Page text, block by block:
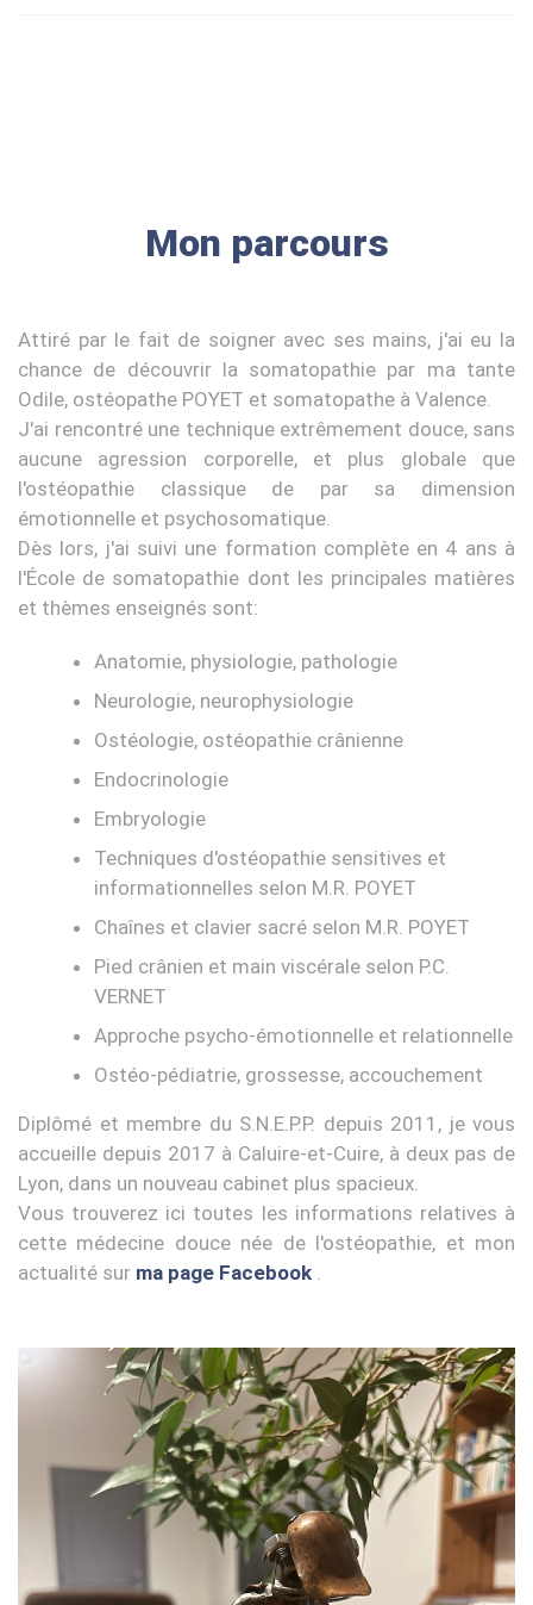
Mon parcours
Attiré par le fait de soigner avec ses mains, j'ai eu la
chance de découvrir la somatopathie par ma tante
Odile, ostéopathe POYET et somatopathe à Valence.
J'ai rencontré une technique extrêmement douce, sans
aucune agression corporelle, et plus globale que
l'ostéopathie classique de par sa dimension
émotionnelle et psychosomatique.
Dès lors, j'ai suivi une formation complète en 4 ans à
l'École de somatopathie dont les principales matières
et thèmes enseignés sont:
Anatomie, physiologie, pathologie
Neurologie, neurophysiologie
Ostéologie, ostéopathie crânienne
Endocrinologie
Embryologie
Techniques d'ostéopathie sensitives et
informationnelles selon M.R. POYET
Chaînes et clavier sacré selon M.R. POYET
Pied crânien et main viscérale selon P.C.
VERNET
Approche psycho-émotionnelle et relationnelle
Ostéo-pédiatrie, grossesse, accouchement
Diplômé et membre du S.N.E.P.P. depuis 2011, je vous
accueille depuis 2017 à Caluire-et-Cuire, à deux pas de
Lyon, dans un nouveau cabinet plus spacieux.
Vous trouverez ici toutes les informations relatives à
cette médecine douce née de l'ostéopathie, et mon
actualité sur ma page Facebook